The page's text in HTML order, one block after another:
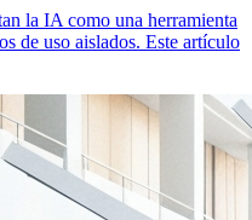
la IA como una herramienta
de uso aislados. Este artículo